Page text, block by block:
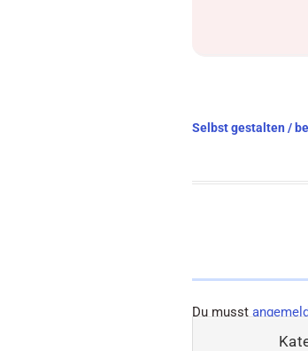
Selbst gestalten /
Du musst